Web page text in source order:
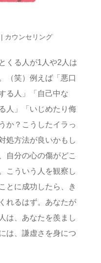
| カウンセリング
くる人が1人や2人は
（笑）例えば「悪口
る人」「自己中な
人」「いじめたり侮
か？こうしたイラっ
処方法が良いかもし
自分の心の傷がどこ
こういう人を観察し
とに成功したら、き
れるはず。あなたが
は、あなたを羨まし
は、謙虚さを身につ